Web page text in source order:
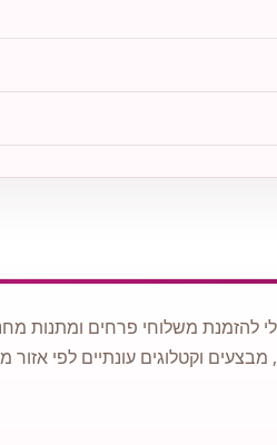
להזמנת משלוחי פרחים ומתנות
מבצעים וקטלוגים עונתיים לפי